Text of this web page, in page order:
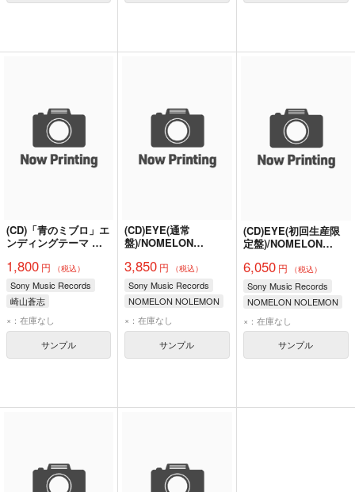
(CD)「青のミブロ」エ
ンディングテーマ 泡
山蒼志
1,800 円 （税込）
Sony Music Records
崎山蒼志
×：在庫なし
サンプル
(CD)EYE(通常
盤)/NOMELON
3,850 円 （税込）
Sony Music Records
NOMELON NOLEMON
×：在庫なし
サンプル
(CD)EYE(初回生産限
定盤)/NOMELON
6,050円 （税込）
Sony Music Records
NOMELON NOLEMON
×：在庫なし
サンプル